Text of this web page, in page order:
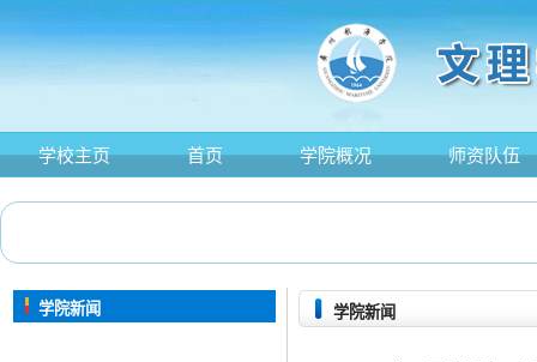
学校主页 首页 学院概况 师资队伍
学院新闻 学院新闻